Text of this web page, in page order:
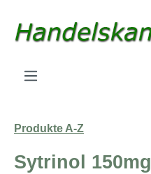
Produkte A-Z
Sytrinol 150mg